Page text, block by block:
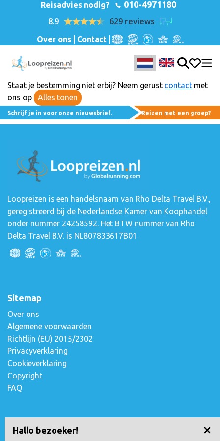
Reisadvies nodig? 010-4971180
8.9 629 reviews
Over ons Contact
Staat je bestemming niet erbij? Neem gerust contact met
ons op
Alles tonen
Hallo bezoeker!
Schrijf je in voor onze nieuwsbrief. Reizen met een groep?
Loopreizen is een handelsnaam van Rho Delta Travel B.V.,
geregistreerd bij de Nederlandse Kamer van Koophandel
onder nummer 24258592. Het BTW nummer van Rho
Delta Travel B.V. is NL807833617B01.
Sitemap
Over ons
Algemene voorwaarden
Richtlijn (EU) 2015/2302
Privacyverklaring
Cookieverklaring
Copyright
FAQ
Contact opnemen